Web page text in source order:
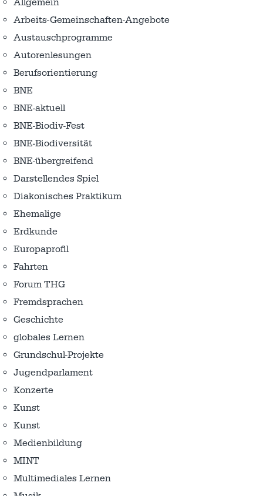
Arbeits-Gemeinschaften-Angebote
Austausch­programme
Autorenlesungen
Berufsorientierung
BNE
BNE-aktuell
BNE-Biodiv-Fest
BNE-Biodiversität
BNE-übergreifend
Darstellendes Spiel
Diakonisches Praktikum
Ehemalige
Erdkunde
Europaprofil
Fahrten
Forum THG
Fremdsprachen
Geschichte
globales Lernen
Grundschul-Projekte
Jugendparlament
Konzerte
Kunst
Kunst
Medienbildung
MINT
Multimediales Lernen